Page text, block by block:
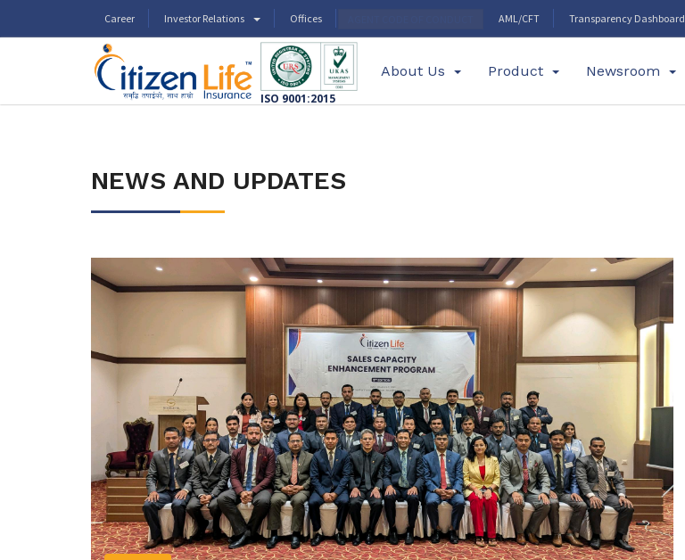
Career Investor Relations Offices AML/CFT Transparency Dashboard
ISO 9001:2015
About Us Product Newsroom
NEWS AND UPDATES